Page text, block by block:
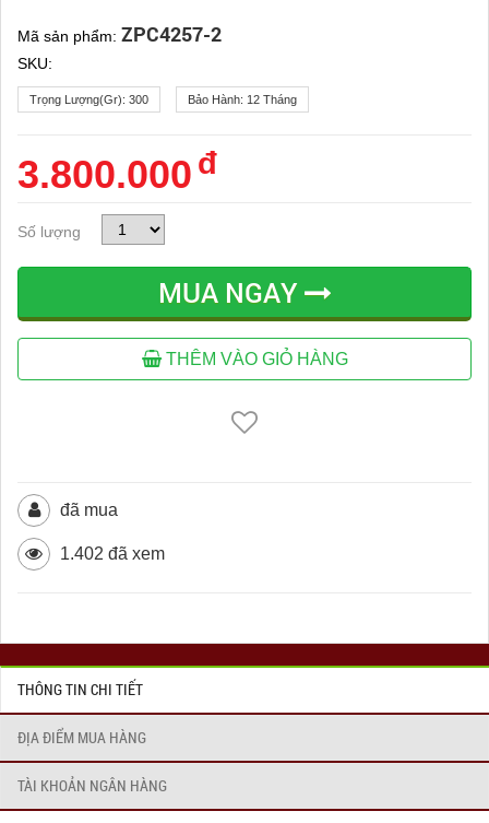
Mã sản phẩm: ZPC4257-2
SKU:
Trọng Lượng(gr): 300 Bảo Hành: 12 Tháng
3.800.000 đ
Số lượng
MUA NGAY
THÊM VÀO GIỎ HÀNG
đã mua
1.402 đã xem
THÔNG TIN CHI TIẾT
ĐỊA ĐIỂM MUA HÀNG
TÀI KHOẢN NGÂN HÀNG